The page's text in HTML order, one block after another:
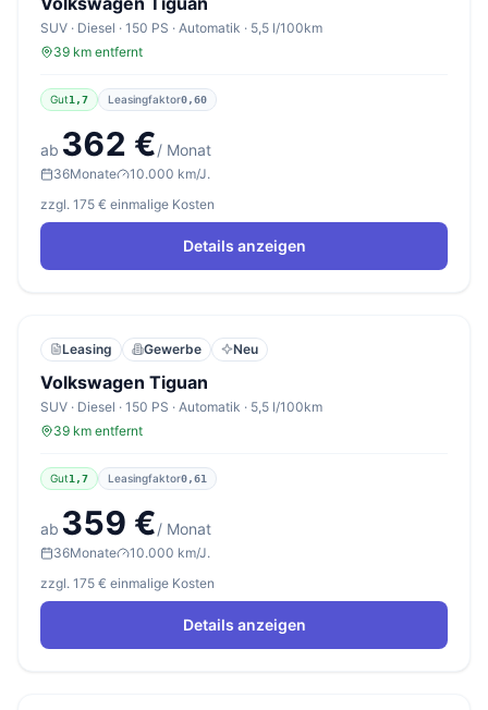
SUV · Diesel · 150 PS · Automatik · 5,5 l/100km
39 km entfernt
Gut1,7 Leasingfaktor0,60
ab 362 €/ Monat
36Monate
10.000 km/J.
zzgl. 175 € einmalige Kosten
Details anzeigen
Leasing Gewerbe Neu
Volkswagen Tiguan
SUV · Diesel · 150 PS · Automatik · 5,5 l/100km
39 km entfernt
Gut1,7 Leasingfaktor0,61
ab 359 €/ Monat
36Monate
10.000 km/J.
zzgl. 175 € einmalige Kosten
Details anzeigen